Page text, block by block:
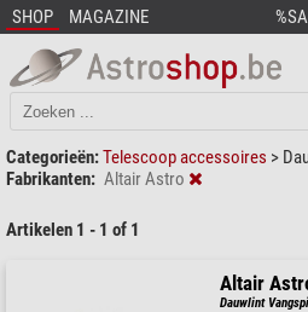
SHOP MAGAZINE
Categorieën:Telescoop accessoires >
Fabrikanten: Altair Astro
Artikelen 1 - 1 of 1
Altair
Dauwlint